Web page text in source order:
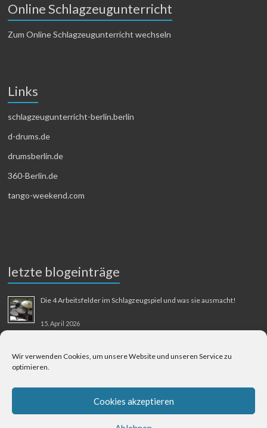
Wir verwenden Cookies, um unsere Website und unseren Service zu
optimieren.
Cookies akzeptieren
Online Schlagzeugunterricht
Zum Online Schlagzeugunterricht wechseln
Links
schlagzeugunterricht-berlin.berlin
d-drums.de
drumsberlin.de
360-Berlin.de
tango-weekend.com
letzte blogeinträge
Die 4 Arbeitsfelder im Schlagzeugspiel und was sie ausmacht!
15. April 2026
31. August 2025
Berliner Flughafen Tegel – Berlin-Bangkok